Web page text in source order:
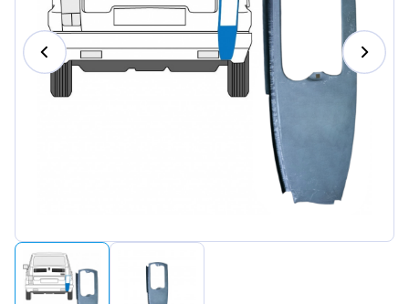
Magyar
Lietuvių
Hrvatski
Português